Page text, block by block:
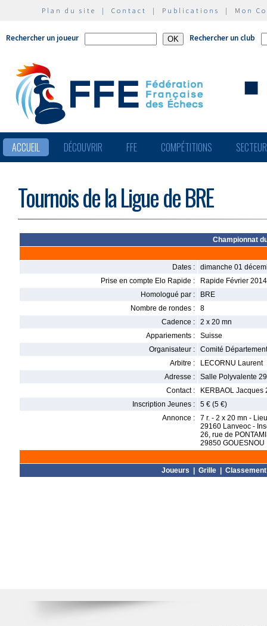
Plan du site | Contact | Publications | Mon
Rechercher un joueur Rechercher un club
ACCUEIL DÉCOUVRIR FFE COMPÉTITIONS
Tournois de la Ligue de BRE
Championnat
Dates :
dimanche 01
Prise en compte Elo Rapide :
Rapide Février 2014
Homologué par :
BRE
Nombre de rondes :
8
Cadence :
2 x 20 mn
Appariements :
Suisse
Organisateur :
Comité
Arbitre :
LECORNU Laurent
Adresse :
Salle Polyvalente
Contact :
KERBAOL Jacques
Inscription Jeunes :
5 € (5 €)
Annonce :
7 r. - 2 x 20 mn -
29160 Lanveoc -
26, rue de
29850 GOUESNOU
Joueurs Grille| Classement